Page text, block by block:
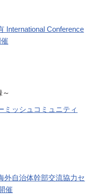
International Conference
ミッシュコミュニティ
外自治体幹部交流協力セ
催